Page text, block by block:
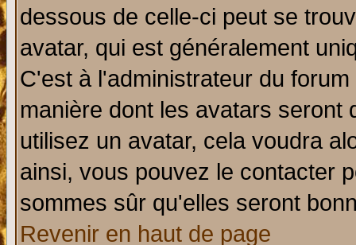
dessous de celle-ci peut se
avatar, qui est généralement
C'est à l'administrateur du
manière dont les avatars seront
utilisez un avatar, cela voudra
ainsi, vous pouvez le contacter
sommes sûr qu'elles seront
Revenir en haut de page